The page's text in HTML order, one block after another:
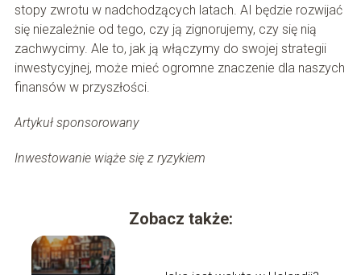
stopy zwrotu w nadchodzących latach. AI będzie rozwijać
się niezależnie od tego, czy ją zignorujemy, czy się nią
zachwycimy. Ale to, jak ją włączymy do swojej strategii
inwestycyjnej, może mieć ogromne znaczenie dla naszych
finansów w przyszłości.
Artykuł sponsorowany
Inwestowanie wiąże się z ryzykiem
Zobacz także: